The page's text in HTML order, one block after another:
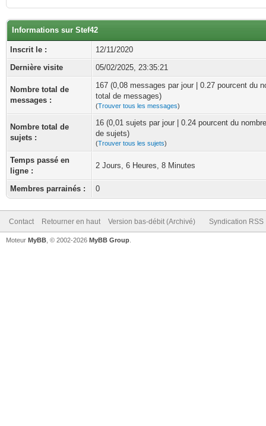
Informations sur Stef42
Inscrit le :
12/11/2020
Dernière visite
05/02/2025, 23:35:21
Nombre total de
messages :
167 (0,08 messages par jour | 0.27 pourcent du
total de messages)
(Trouver tous les messages)
Nombre total de
sujets :
16 (0,01 sujets par jour | 0.24 pourcent du
de sujets)
(Trouver tous les sujets)
Temps passé en
ligne :
2 Jours, 6 Heures, 8 Minutes
Membres parrainés : 0
Contact Retourner en haut Version bas-débit (Archivé) Syndication RSS
Moteur MyBB , © 2002-2026 MyBB Group